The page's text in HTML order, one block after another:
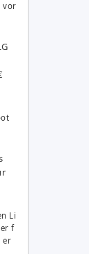
vor
Li
f
er